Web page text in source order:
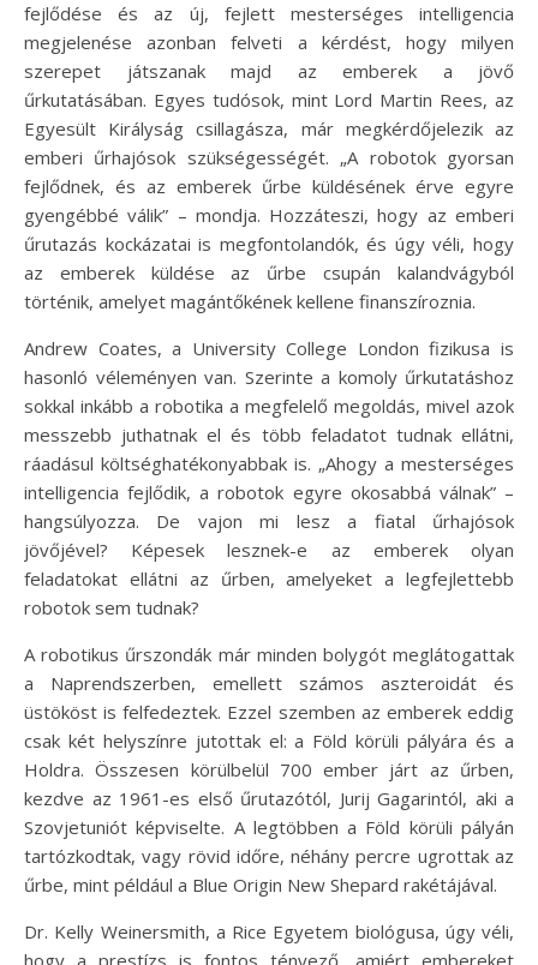
fejlődése és az új, fejlett mesterséges intelligencia
megjelenése azonban felveti a kérdést, hogy milyen
szerepet játszanak majd az emberek a jövő
űrkutatásában. Egyes tudósok, mint Lord Martin Rees, az
Egyesült Királyság csillagásza, már megkérdőjelezik az
emberi űrhajósok szükségességét. „A robotok gyorsan
fejlődnek, és az emberek űrbe küldésének érve egyre
gyengébbé válik” – mondja. Hozzáteszi, hogy az emberi
űrutazás kockázatai is megfontolandók, és úgy véli, hogy
az emberek küldése az űrbe csupán kalandvágyból
történik, amelyet magántőkének kellene finanszíroznia.
Andrew Coates, a University College London fizikusa is
hasonló véleményen van. Szerinte a komoly űrkutatáshoz
sokkal inkább a robotika a megfelelő megoldás, mivel azok
messzebb juthatnak el és több feladatot tudnak ellátni,
ráadásul költséghatékonyabbak is. „Ahogy a mesterséges
intelligencia fejlődik, a robotok egyre okosabbá válnak” –
hangsúlyozza. De vajon mi lesz a fiatal űrhajósok
jövőjével? Képesek lesznek-e az emberek olyan
feladatokat ellátni az űrben, amelyeket a legfejlettebb
robotok sem tudnak?
A robotikus űrszondák már minden bolygót meglátogattak
a Naprendszerben, emellett számos aszteroidát és
üstököst is felfedeztek. Ezzel szemben az emberek eddig
csak két helyszínre jutottak el: a Föld körüli pályára és a
Holdra. Összesen körülbelül 700 ember járt az űrben,
kezdve az 1961-es első űrutazótól, Jurij Gagarintól, aki a
Szovjetuniót képviselte. A legtöbben a Föld körüli pályán
tartózkodtak, vagy rövid időre, néhány percre ugrottak az
űrbe, mint például a Blue Origin New Shepard rakétájával.
Dr. Kelly Weinersmith, a Rice Egyetem biológusa, úgy véli,
hogy a prestízs is fontos tényező, amiért embereket